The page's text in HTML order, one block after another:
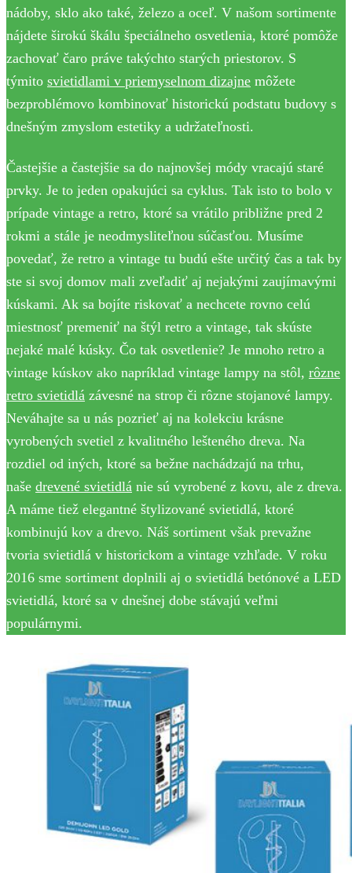
nádoby, sklo ako také, železo a oceľ. V našom sortimente
nájdete širokú škálu špeciálneho osvetlenia, ktoré pomôže
zachovať čaro práve takýchto starých priestorov. S
týmito svietidlami v priemyselnom dizajne môžete
bezproblémovo kombinovať historickú podstatu budovy s
dnešným zmyslom estetiky a udržateľnosti.
Častejšie a častejšie sa do najnovšej módy vracajú staré
prvky. Je to jeden opakujúci sa cyklus. Tak isto to bolo v
prípade vintage a retro, ktoré sa vrátilo približne pred 2
rokmi a stále je neodmysliteľnou súčasťou. Musíme
povedať, že retro a vintage tu budú ešte určitý čas a tak by
ste si svoj domov mali zveľadiť aj nejakými zaujímavými
kúskami. Ak sa bojíte riskovať a nechcete rovno celú
miestnosť premeniť na štýl retro a vintage, tak skúste
nejaké malé kúsky. Čo tak osvetlenie? Je mnoho retro a
vintage kúskov ako napríklad vintage lampy na stôl, rôzne
retro svietidlá závesné na strop či rôzne stojanové lampy.
Neváhajte sa u nás pozrieť aj na kolekciu krásne
vyrobených svetiel z kvalitného lešteného dreva. Na
rozdiel od iných, ktoré sa bežne nachádzajú na trhu,
naše drevené svietidlá nie sú vyrobené z kovu, ale z dreva.
A máme tiež elegantné štylizované svietidlá, ktoré
kombinujú kov a drevo. Náš sortiment však prevažne
tvoria svietidlá v historickom a vintage vzhľade. V roku
2016 sme sortiment doplnili aj o svietidlá betónové a LED
svietidlá, ktoré sa v dnešnej dobe stávajú veľmi
populárnymi.